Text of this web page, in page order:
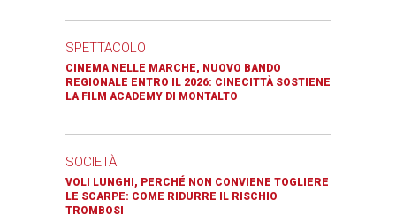
SPETTACOLO
CINEMA NELLE MARCHE, NUOVO BANDO
REGIONALE ENTRO IL 2026: CINECITTÀ SOSTIENE
LA FILM ACADEMY DI MONTALTO
SOCIETÀ
VOLI LUNGHI, PERCHÉ NON CONVIENE TOGLIERE
LE SCARPE: COME RIDURRE IL RISCHIO
TROMBOSI